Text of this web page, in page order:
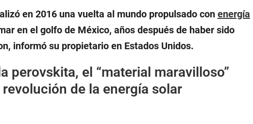
en 2016 una vuelta al mundo propulsado con energía
en el golfo de México, años después de haber sido
informó su propietario en Estados Unidos.
perovskita, el “material maravilloso”
de la energía solar